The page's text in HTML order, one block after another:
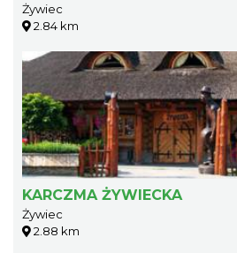
Żywiec
2.84 km
KARCZMA ŻYWIECKA
Żywiec
2.88 km